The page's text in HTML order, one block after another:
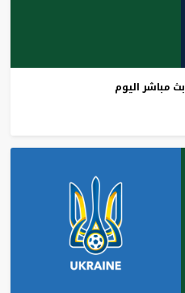
بث مباشر اليوم